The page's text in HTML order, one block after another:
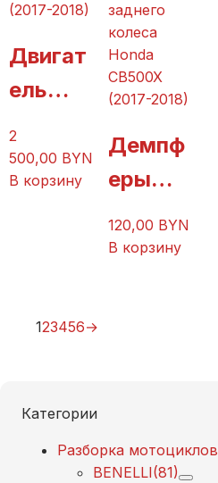
(2017-2018)
Двигат
ель
Honda
CB500
X
2
500,00 BYN
В корзину
заднего
колеса
Honda
CB500X
(2017-2018)
Демпф
еры
заднег
о
2018)
120,00 BYN
В корзину
123456→
Категории
Разборка мотоциклов
BENELLI(81)